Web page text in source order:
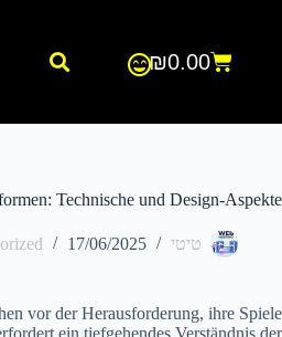
₪0.00
Technische und Design-Aspekte
טיטי 17/06/2025
vor der Herausforderung, ihre Spiele
ein tiefgehendes Verständnis der